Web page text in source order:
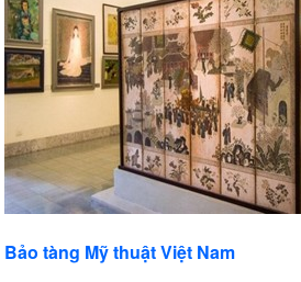
Bảo tàng Mỹ thuật Việt Nam